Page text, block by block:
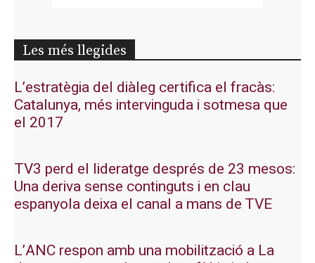
Les més llegides
L’estratègia del diàleg certifica el fracàs:
Catalunya, més intervinguda i sotmesa que
el 2017
TV3 perd el lideratge després de 23 mesos:
Una deriva sense continguts i en clau
espanyola deixa el canal a mans de TVE
L’ANC respon amb una mobilització a La